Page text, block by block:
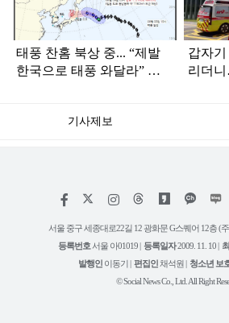
태풍 찬홈 북상 중... “제발
한국으로 태풍 와달라” 말
갑자
리더
기사제보
페
스
인
타
램
서울 중구 세종대로22길 12 광화문 G스퀘어 12층 (
등록번호 서울 아01019 | 등록일자2009. 11. 10 |
발행인 이동기 | 편집인 채석원 | 청소년 보
© Social News Co., Ltd. All Right